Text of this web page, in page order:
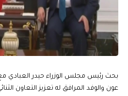
بحث رئيس مجلس الوزراء حيدر العبادي
عون والوفد المرافق له تعزيز التعاون